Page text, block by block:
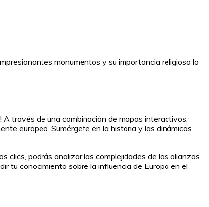
monumentos y su importancia religiosa lo
través de una combinación de mapas interactivos,
europeo. Sumérgete en la historia y las dinámicas
clics, podrás analizar las complejidades de las alianzas
tu conocimiento sobre la influencia de Europa en el